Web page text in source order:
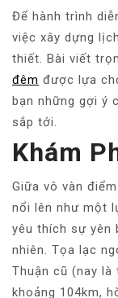
Để hành trình
việc xây dựng
thiết. Bài viết
đêm được lựa
bạn những gợi ý
sắp tới.
Khám
Giữa vô vàn
nổi lên như một
yêu thích sự yên
nhiên. Tọa lạc
Thuận cũ (nay
khoảng 104km,